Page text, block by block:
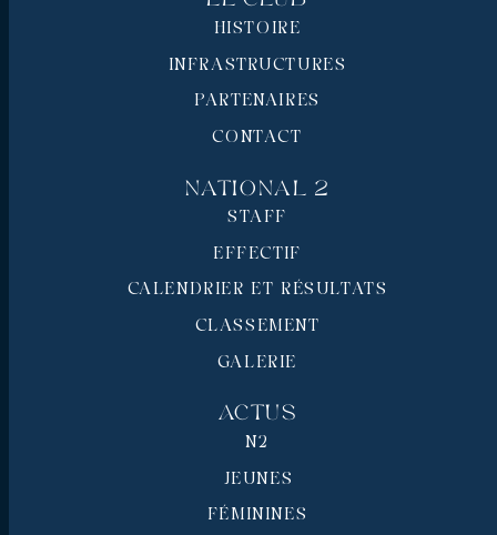
HISTOIRE
INFRASTRUCTURES
PARTENAIRES
CONTACT
National 2
STAFF
EFFECTIF
CALENDRIER ET RÉSULTATS
CLASSEMENT
GALERIE
Actus
N2
JEUNES
FÉMININES